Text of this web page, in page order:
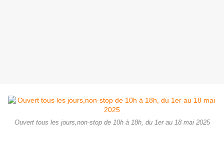
Ouvert tous les jours,non-stop de 10h à 18h, du 1er au 18 mai 2025